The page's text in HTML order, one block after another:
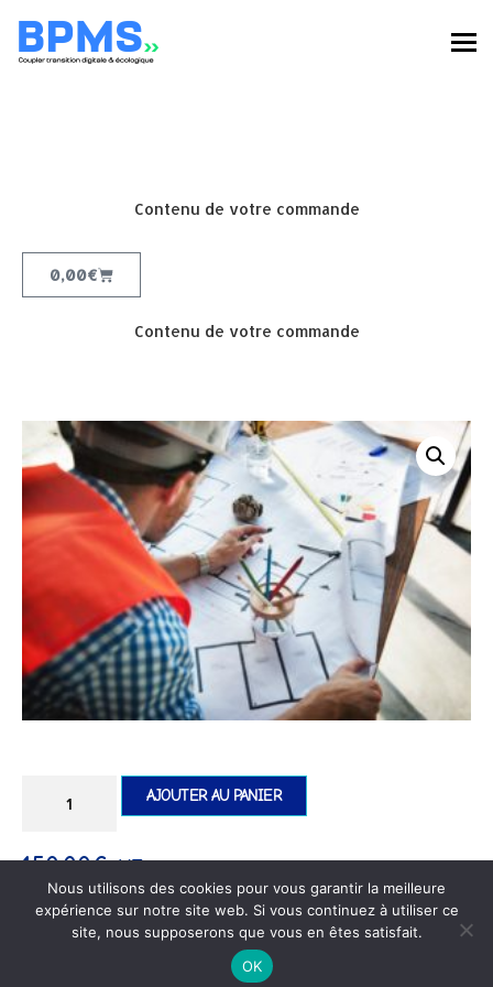
Contenu de votre commande
0,00€
Contenu de votre commande
AJOUTER AU PANIER
150,00€ HT
Nous utilisons des cookies pour vous garantir la meilleure
expérience sur notre site web. Si vous continuez à utiliser ce
site, nous supposerons que vous en êtes satisfait.
OK